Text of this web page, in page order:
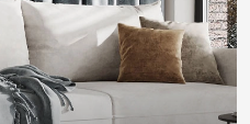
Кровати мятного цвета
Кровати горчичного цвета